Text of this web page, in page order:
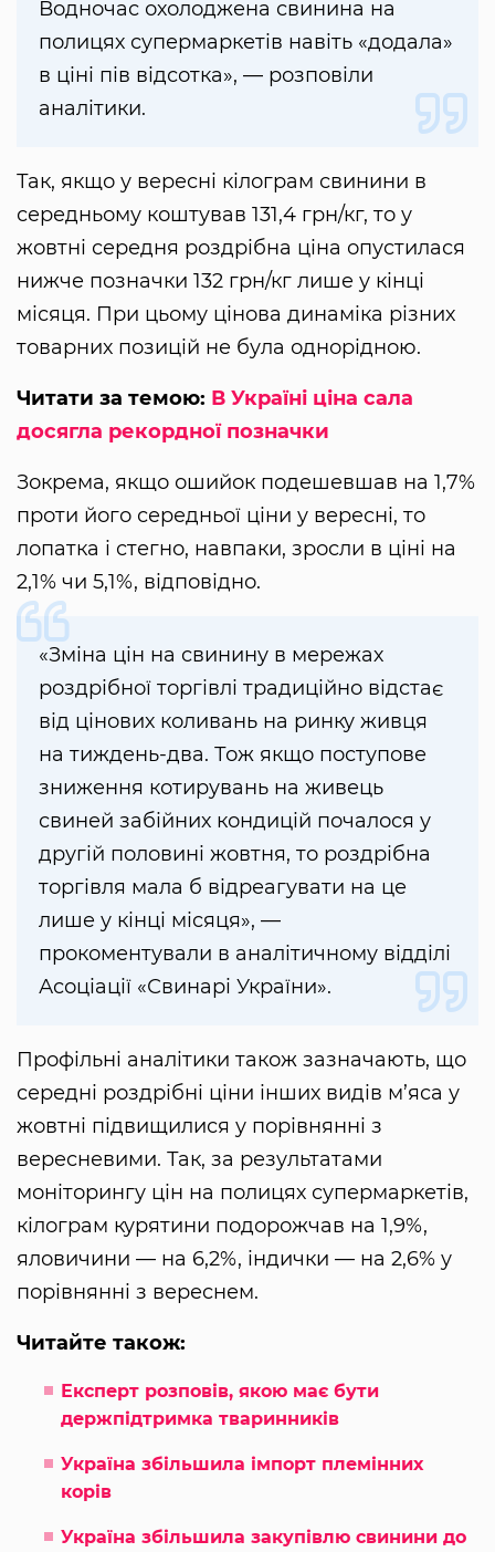
Водночас охолоджена свинина на
полицях супермаркетів навіть «додала»
в ціні пів відсотка», — розповіли
аналітики.
Так, якщо у вересні кілограм свинини в
середньому коштував 131,4 грн/кг, то у
жовтні середня роздрібна ціна опустилася
нижче позначки 132 грн/кг лише у кінці
місяця. При цьому цінова динаміка різних
товарних позицій не була однорідною.
Читати за темою: В Україні ціна сала
досягла рекордної позначки
Зокрема, якщо ошийок подешевшав на 1,7%
проти його середньої ціни у вересні, то
лопатка і стегно, навпаки, зросли в ціні на
2,1% чи 5,1%, відповідно.
«Зміна цін на свинину в мережах
роздрібної торгівлі традиційно відстає
від цінових коливань на ринку живця
на тиждень-два. Тож якщо поступове
зниження котирувань на живець
свиней забійних кондицій почалося у
другій половині жовтня, то роздрібна
торгівля мала б відреагувати на це
лише у кінці місяця», —
прокоментували в аналітичному відділі
Асоціації «Свинарі України».
Профільні аналітики також зазначають, що
середні роздрібні ціни інших видів м’яса у
жовтні підвищилися у порівнянні з
вересневими. Так, за результатами
моніторингу цін на полицях супермаркетів,
кілограм курятини подорожчав на 1,9%,
яловичини — на 6,2%, індички — на 2,6% у
порівнянні з вереснем.
Читайте також:
Експерт розповів, якою має бути
держпідтримка тваринників
Україна збільшила імпорт племінних
корів
Україна збільшила закупівлю свинини до